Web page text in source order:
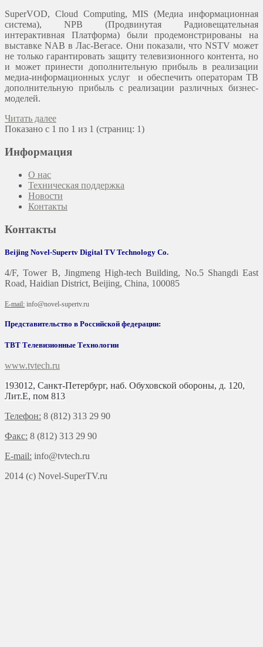
SuperVOD, Cloud Computing, MIS (Медиа информационная
система), NPB (Продвинутая Радиовещательная
интерактивная Платформа) были продемонстрированы на
выставке NAB в Лас-Вегасе. Они показали, что NSTV может
не только гарантировать защиту телевизионного контента, но
и может принести дополнительную прибыль в реализации
медиа-информационных услуг и обеспечить операторам ТВ
дополнительную прибыль с реализации различных бизнес-
моделей.
Читать далее
Показано с 1 по 1 из 1 (страниц: 1)
Информация
О нас
Техническая поддержка
Новости
Контакты
Контакты
Beijing Novel-Supertv Digital TV Technology Co.
4/F, Tower B, Jingmeng High-tech Building, No.5 Shangdi East
Road, Haidian District, Beijing, China, 100085
E-mail: info@novel-supertv.ru
Представительство в Российской федерации:
ТВТ Телевизионные Технологии
www.tvtech.ru
193012, Санкт-Петербург, наб. Обуховской обороны, д. 120,
Лит.Е, пом 813
Телефон: 8 (812) 313 29 90
Факс: 8 (812) 313 29 90
E-mail: info@tvtech.ru
2014 (c) Novel-SuperTV.ru